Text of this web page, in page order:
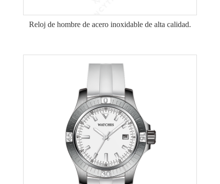
Reloj de hombre de acero inoxidable de alta calidad.